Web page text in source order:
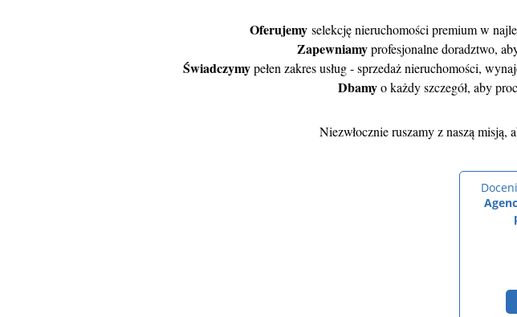
Oferujemy selekcję nieruchomości premium w
Zapewniamyprofesjonalne doradztwo,
Świadczymypełen zakres usług - sprzedaż nieruchomości,
Dbamyo każdy szczegół, aby
Niezwłocznie ruszamy z naszą